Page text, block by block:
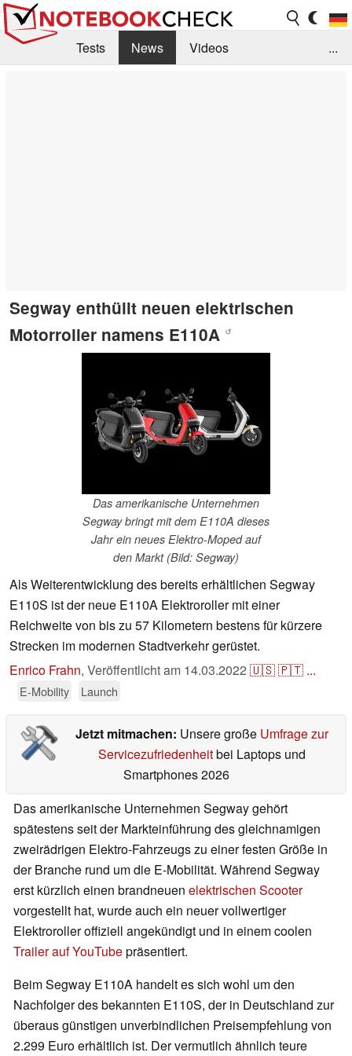
Tests News
Videos
...
Segway enthüllt neuen elektrischen
Motorroller namens E110A ↺
Das amerikanische Unternehmen
Segway bringt mit dem E110A dieses
Jahr ein neues Elektro-Moped auf
den Markt (Bild: Segway)
Als Weiterentwicklung des bereits erhältlichen Segway
E110S ist der neue E110A Elektroroller mit einer
Reichweite von bis zu 57 Kilometern bestens für kürzere
Strecken im modernen Stadtverkehr gerüstet.
Enrico Frahn, Veröffentlicht am 14.03.2022 🇺🇸🇵🇹 ...
E-Mobility Launch
Jetzt mitmachen: Unsere große Umfrage zur
Servicezufriedenheitbei Laptops und
Smartphones 2026
Das amerikanische Unternehmen Segway gehört
spätestens seit der Markteinführung des gleichnamigen
zweirädrigen Elektro-Fahrzeugs zu einer festen Größe in
der Branche rund um die E-Mobilität. Während Segway
erst kürzlich einen brandneuen elektrischen Scooter
vorgestellt hat, wurde auch ein neuer vollwertiger
Elektroroller offiziell angekündigt und in einem coolen
Trailer auf YouTubepräsentiert.
Beim Segway E110A handelt es sich wohl um den
Nachfolger des bekannten E110S, der in Deutschland zur
überaus günstigen unverbindlichen Preisempfehlung von
2.299 Euro erhältlich ist. Der vermutlich ähnlich teure